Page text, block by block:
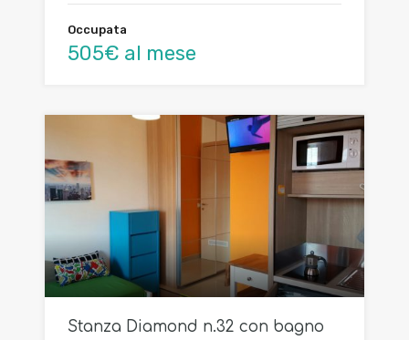
Occupata
505€ al mese
Stanza Diamond n.32 con bagno